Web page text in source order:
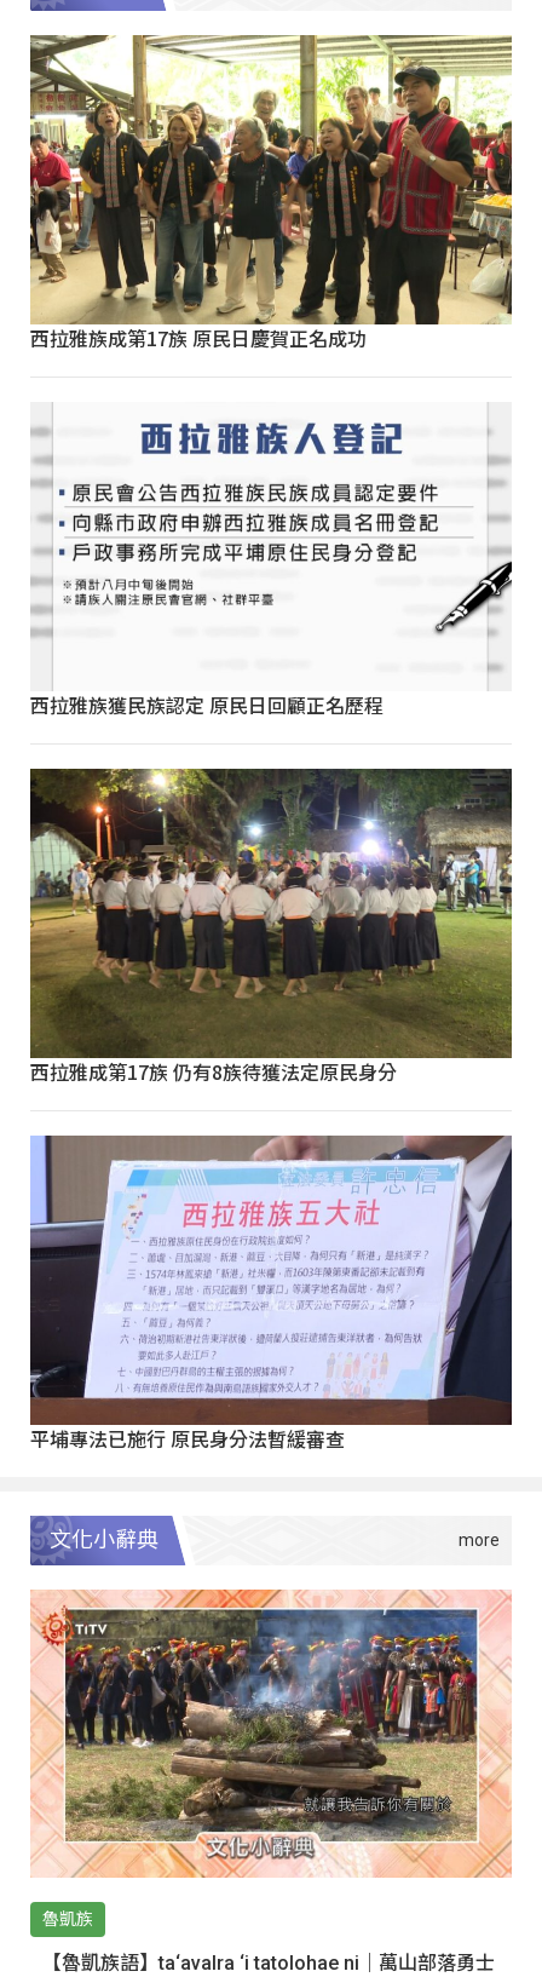
西拉雅族成第17族 原民日慶賀正名成功
西拉雅族獲民族認定 原民日回顧正名歷程
西拉雅成第17族 仍有8族待獲法定原民身分
平埔專法已施行 原民身分法暫緩審查
文化小辭典
魯凱族
【魯凱族語】ta‘avalra ‘i tatolohae ni｜萬山部落勇士